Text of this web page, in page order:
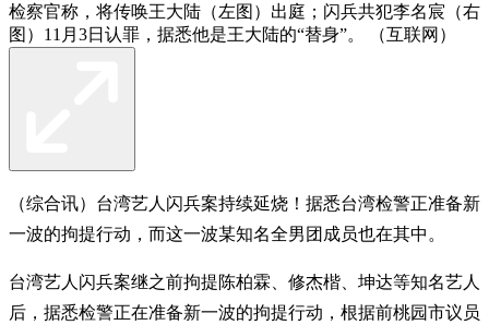
检察官称，将传唤王大陆（左图）出庭；闪兵共犯李名宸（右
图）11月3日认罪，据悉他是王大陆的“替身”。 （互联网）
（综合讯）台湾艺人闪兵案持续延烧！据悉台湾检警正准备新
一波的拘提行动，而这一波某知名全男团成员也在其中。
台湾艺人闪兵案继之前拘提陈柏霖、修杰楷、坤达等知名艺人
后，据悉检警正在准备新一波的拘提行动，根据前桃园市议员